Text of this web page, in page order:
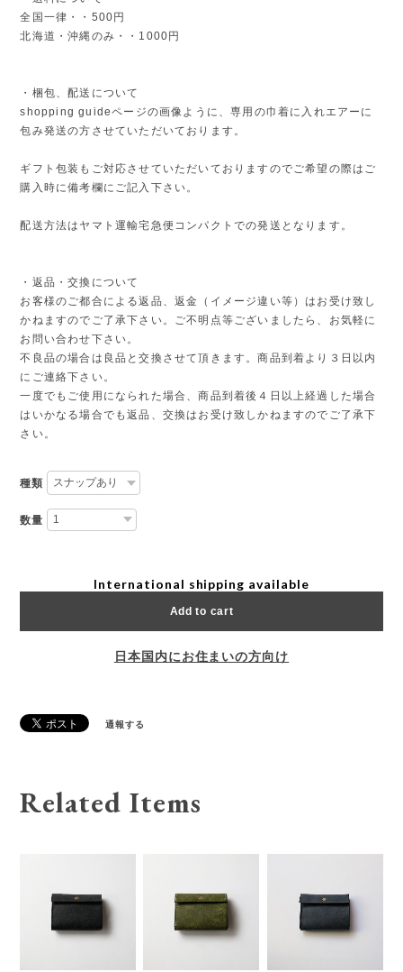
全国一律・・500円
北海道・沖縄のみ・・1000円
・梱包、配送について
shopping guideページの画像ように、専用の巾着に入れエアーに
包み発送の方させていただいております。
ギフト包装もご対応させていただいておりますのでご希望の際はご
購入時に備考欄にご記入下さい。
配送方法はヤマト運輸宅急便コンパクトでの発送となります。
・返品・交換について
お客様のご都合による返品、返金（イメージ違い等）はお受け致し
かねますのでご了承下さい。ご不明点等ございましたら、お気軽に
お問い合わせ下さい。
不良品の場合は良品と交換させて頂きます。商品到着より３日以内
にご連絡下さい。
一度でもご使用になられた場合、商品到着後４日以上経過した場合
はいかなる場合でも返品、交換はお受け致しかねますのでご了承下
さい。
種類
数量
International shipping available
Add to cart
日本国内にお住まいの方向け
通報する
Related Items